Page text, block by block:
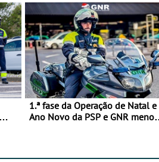
1.ª fase da Operação de Natal e
Ano Novo da PSP e GNR menos